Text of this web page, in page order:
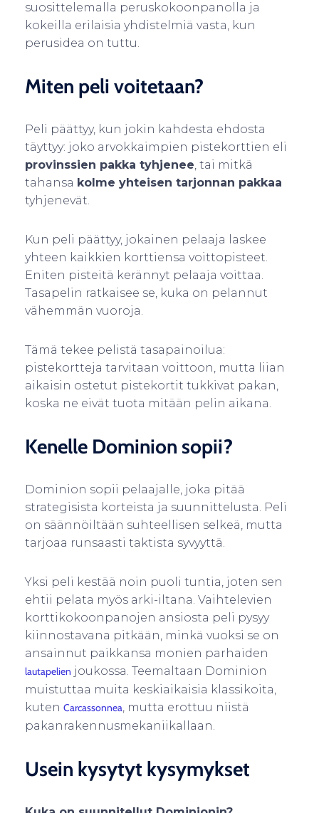
suosittelemalla peruskokoonpanolla ja
kokeilla erilaisia yhdistelmiä vasta, kun
perusidea on tuttu.
Miten peli voitetaan?
Peli päättyy, kun jokin kahdesta ehdosta
täyttyy: joko arvokkaimpien pistekorttien eli
provinssien pakka tyhjenee, tai mitkä
tahansa kolme yhteisen tarjonnan pakkaa
tyhjenevät.
Kun peli päättyy, jokainen pelaaja laskee
yhteen kaikkien korttiensa voittopisteet.
Eniten pisteitä kerännyt pelaaja voittaa.
Tasapelin ratkaisee se, kuka on pelannut
vähemmän vuoroja.
Tämä tekee pelistä tasapainoilua:
pistekortteja tarvitaan voittoon, mutta liian
aikaisin ostetut pistekortit tukkivat pakan,
koska ne eivät tuota mitään pelin aikana.
Kenelle Dominion sopii?
Dominion sopii pelaajalle, joka pitää
strategisista korteista ja suunnittelusta. Peli
on säännöiltään suhteellisen selkeä, mutta
tarjoaa runsaasti taktista syvyyttä.
Yksi peli kestää noin puoli tuntia, joten sen
ehtii pelata myös arki-iltana. Vaihtelevien
korttikokoonpanojen ansiosta peli pysyy
kiinnostavana pitkään, minkä vuoksi se on
ansainnut paikkansa monien parhaiden
lautapelien joukossa. Teemaltaan Dominion
muistuttaa muita keskiaikaisia klassikoita,
kuten Carcassonnea, mutta erottuu niistä
pakanrakennusmekaniikallaan.
Usein kysytyt kysymykset